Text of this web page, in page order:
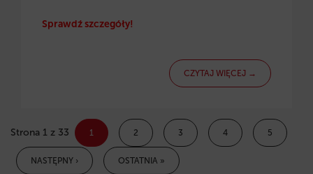
Sprawdź szczegóły!
CZYTAJ WIĘCEJ →
Strona 1 z 33 1 2 3 4 5
NASTĘPNY › OSTATNIA »